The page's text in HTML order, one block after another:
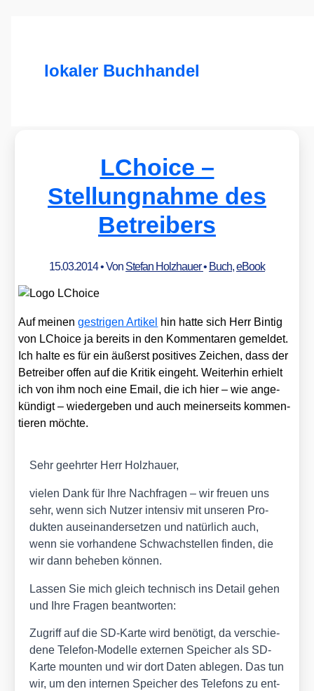
lokaler Buchhandel
LChoice –
Stellungnahme des
Betreibers
15.03.2014• Von Stefan Holzhauer• Buch,eBook
Auf mei­nengest­ri­gen Arti­kel hin hat­te sich Herr Bin­tig
von LChoice ja bereits in den Kom­men­ta­ren gemel­det.
Ich hal­te es für ein äußerst posi­ti­ves Zei­chen, dass der
Betrei­ber offen auf die Kri­tik ein­geht. Wei­ter­hin erhielt
ich von ihm noch eine Email, die ich hier – wie ange­
kün­digt – wie­der­ge­ben und auch mei­ner­seits kom­men­
tie­ren möch­te.
Sehr geehr­ter Herr Holz­hau­er,
vie­len Dank für Ihre Nach­fra­gen – wir freu­en uns
sehr, wenn sich Nut­zer inten­siv mit unse­ren Pro­
duk­ten aus­ein­an­der­set­zen und natür­lich auch,
wenn sie vor­han­de­ne Schwach­stel­len fin­den, die
wir dann behe­ben kön­nen.
Las­sen Sie mich gleich tech­nisch ins Detail gehen
und Ihre Fra­gen beant­wor­ten:
Zugriff auf die SD-Kar­te wird benö­tigt, da ver­schie­
de­ne Tele­fon-Model­le exter­nen Spei­cher als SD-
Kar­te moun­ten und wir dort Daten able­gen. Das tun
wir, um den inter­nen Spei­cher des Tele­fons zu ent­